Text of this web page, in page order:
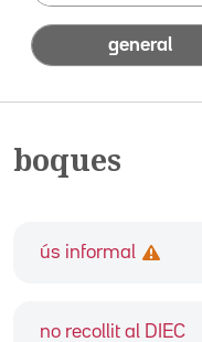
general
boques
ús informal
no recollit al DIEC